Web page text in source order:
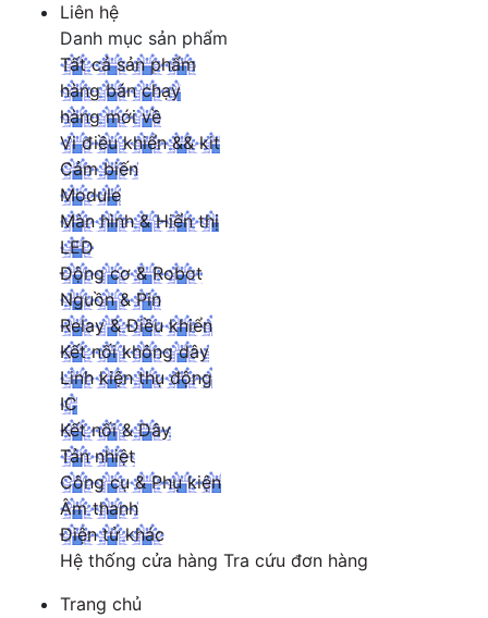
Liên hệ
Danh mục sản phẩm
Tất cả sản phẩm
hàng bán chạy
hàng mới về
Vi điều khiển && kit
Cảm biến
Module
Màn hình & Hiển thị
LED
Động cơ & Robot
Nguồn & Pin
Relay & Điều khiển
Kết nối không dây
Linh kiện thụ động
IC
Kết nối & Dây
Tản nhiệt
Công cụ & Phụ kiện
Âm thanh
Điện tử khác
Hệ thống cửa hàng Tra cứu đơn hàng
Trang chủ